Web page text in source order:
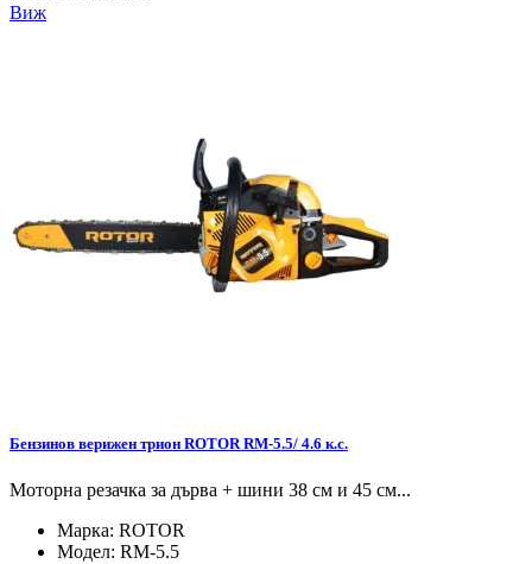
Виж
Бензинов верижен трион ROTOR RM-5.5/ 4.6 к.с.
Моторна резачка за дърва + шини 38 см и 45 см...
Марка: ROTOR
Модел: RM-5.5